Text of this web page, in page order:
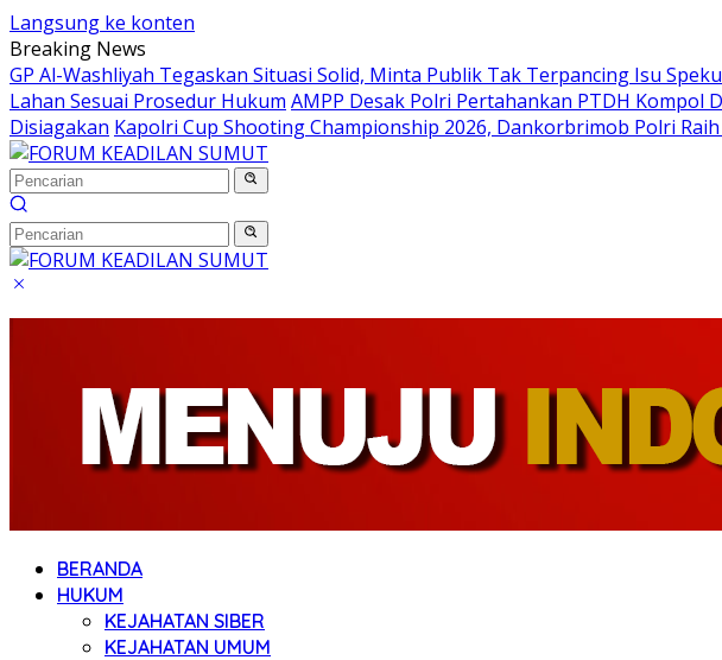
Langsung ke konten
Breaking News
GP Al-Washliyah Tegaskan Situasi Solid, Minta Publik Tak Terpancing Isu
Lahan Sesuai Prosedur Hukum AMPP Desak Polri Pertahankan PTDH Kompol
Disiagakan Kapolri Cup Shooting Championship 2026, Dankorbrimob Polri Raih
BERANDA
HUKUM
KEJAHATAN SIBER
KEJAHATAN UMUM